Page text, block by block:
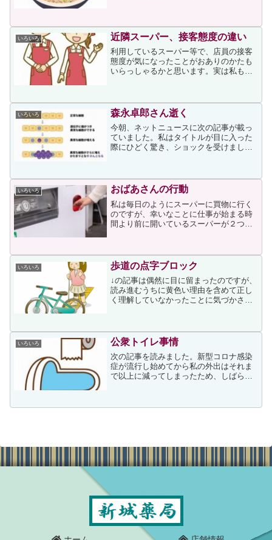
康について考えさせら...
いろいろ 近隣スーパー、接客態度の違い
利用しているスーパー等で、店員の接客
態度が気になったことがおありのかたも
いらっしゃるかと思います。実は私もそ
こからこの違いが出ているのかが気にな
っています。二つのスー...
いろいろ 森永卓郎さん逝く
今朝、ネットニュースに次の記事が載っ
ていました。私はタイトルが目に入った
際にひどく驚き、ショックを受けまし
も関わらず復活することができたため、
森永さんにも復活してほしい...
いろいろ おばあさんの行動
私は毎日のようにスーパーに買物に行く
のですが、幸いなことに仕事が始まる時
間より前に開いているスーパーが２つあ
います。その買物に行く道で、数ヶ月前
から毎日のように一人の...
いろいろ 歩道の点字ブロック
↓の記事は偶然に目に留まったのですが、
読み進むうちに黄色い理由を含めて正し
く理解していなかったことに気づかされ
で確認しながら歩きま...
いろいろ 公衆トイレ事情
次の記事を読みました。新型コロナ感染
症が流行し始めてから私の外出はそれま
で以上に減ってしまったため、しばらく
くなっていたという記憶があります。上